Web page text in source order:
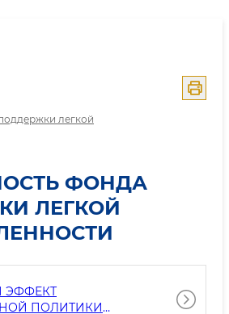
легкой
ФОНДА
ЛЕГКОЙ
ЭФФЕКТ
ПОЛИТИКИ